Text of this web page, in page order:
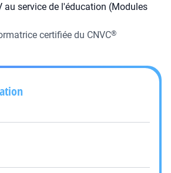
au service de l'éducation (Modules
certifiée du CNVC®